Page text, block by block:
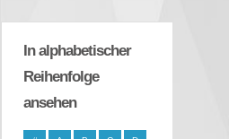
In alphabetischer
Reihenfolge
ansehen